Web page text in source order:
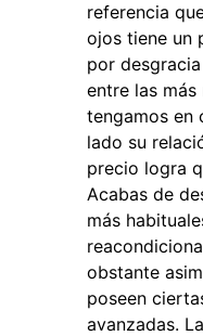
referencia
ojos tiene un
por
entre las más
tengamos en
lado su
precio logra
Acabas de
más
obstante
poseen
avanzadas.